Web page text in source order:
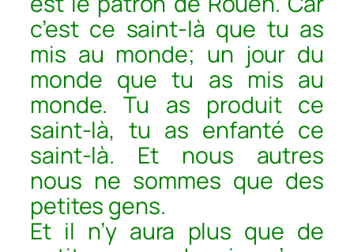
c’est ce saint-là que tu as
mis au monde; un jour du
monde que tu as mis au
monde. Tu as produit ce
saint-là, tu as enfanté ce
saint-là. Et nous autres
nous ne sommes que des
petites gens.
Et il n’y aura plus que de